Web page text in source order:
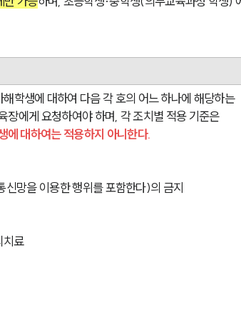
학생에 대하여 다음 각 호의 어느 하나에 해당하는
장에게 요청하여야 하며, 각 조치별 적용 기준은
에 대하여는 적용하지 아니한다.
망을 이용한 행위를 포함한다)의 금지
치료